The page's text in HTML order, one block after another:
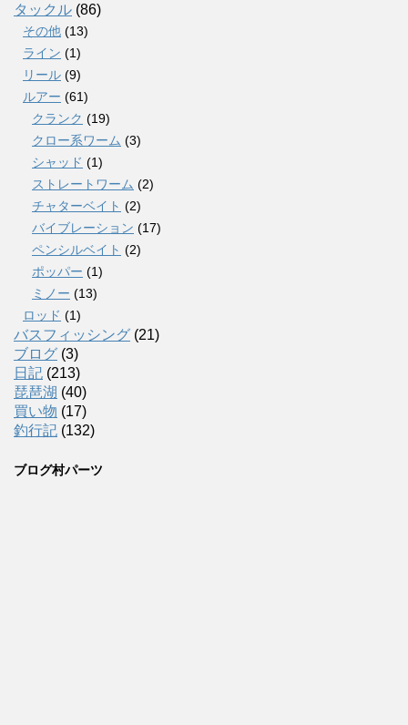
タックル (86)
その他 (13)
ライン (1)
リール (9)
ルアー (61)
クランク (19)
クロー系ワーム (3)
シャッド (1)
ストレートワーム (2)
チャターベイト (2)
バイブレーション (17)
ペンシルベイト (2)
ポッパー (1)
ミノー (13)
ロッド (1)
バスフィッシング (21)
ブログ (3)
日記 (213)
琵琶湖 (40)
買い物 (17)
釣行記 (132)
ブログ村パーツ